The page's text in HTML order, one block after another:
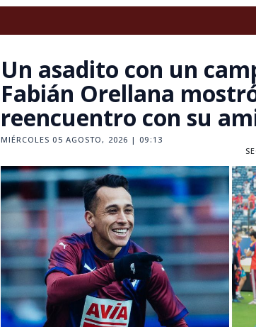
Un asadito con un
Fabián Orellana
reencuentro con su
MIÉRCOLES 05 AGOSTO, 2026 | 09:13